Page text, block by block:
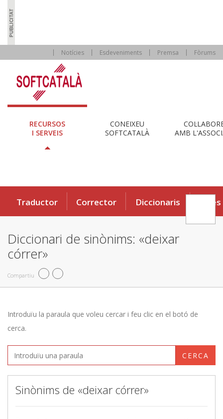
Notícies Esdeveniments Premsa Fòrums
RECURSOS
I SERVEIS
CONEIXEU
SOFTCATALÀ
AMB
Traductor Corrector Diccionaris Eines
Diccionari de sinònims: «deixar
córrer»
Compartiu
Introduïu la paraula que voleu cercar i feu clic en el botó de
cerca.
CERCA
Sinònims de «deixar córrer»